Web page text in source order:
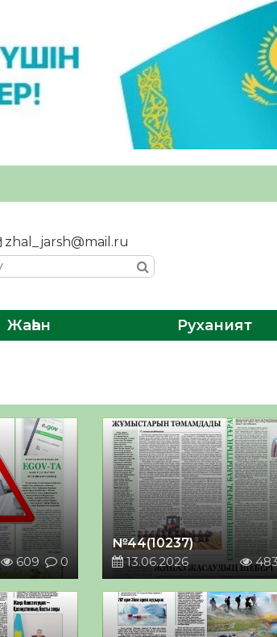
zhal_jarsh@mail.ru
Жаһан Руханият
609 0
№44(10237)
13.06.2026
483